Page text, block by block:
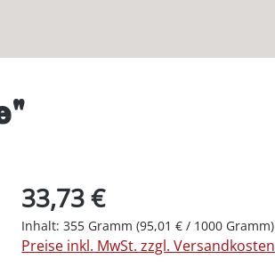
33,73 €
Inhalt:355 Gramm(95,01 € / 1000 Gramm)
Preise inkl. MwSt. zzgl. Versandkosten